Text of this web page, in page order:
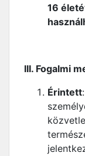
16
III. Fogalmi
Érintett